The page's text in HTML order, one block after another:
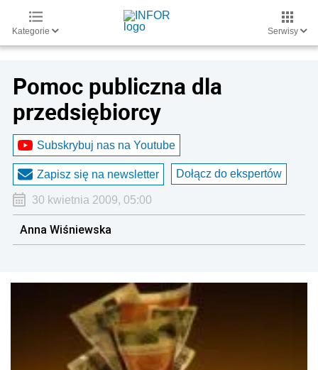
Kategorie Serwisy
Pomoc publiczna dla
przedsiębiorcy
Subskrybuj nas na Youtube
Zapisz się na newsletter Dołącz do ekspertów
30 kwietnia 2009, 05:00
Anna Wiśniewska